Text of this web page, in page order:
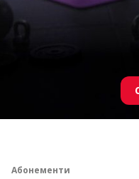
Абонементи